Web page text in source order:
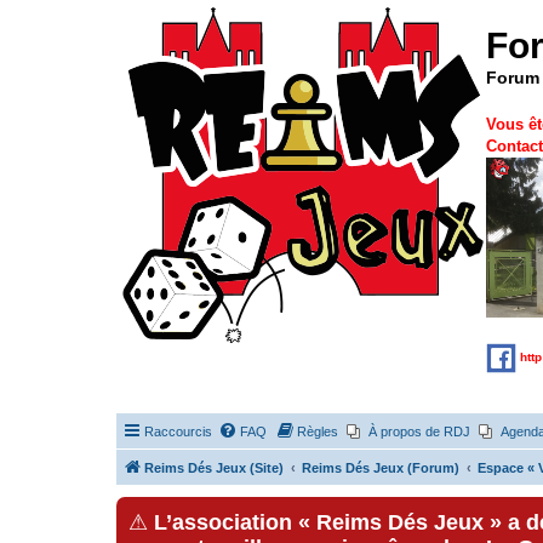
Vous
Raccourcis FAQ Règles À propos de RDJ
Reims Dés Jeux (Site) Reims Dés Jeux (Forum) Espace «
⚠ L’association « Reims Dés Jeux » a